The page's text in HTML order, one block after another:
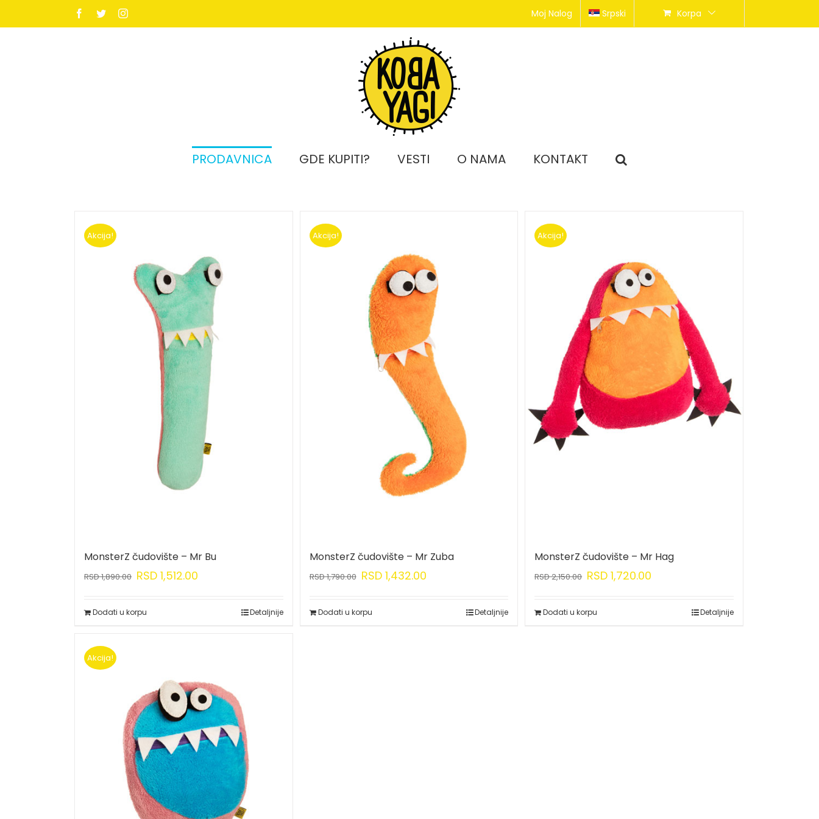
Facebook
TwitterInstagram Moj Nalog Srpski Korpa
PRODAVNICA GDE KUPITI? VESTI O NAMA KONTAKT
Akcija!
MonsterZ čudovište – Mr Bu
RSD1,890.00 RSD 1,512.00
Dodati u korpu Detaljnije
Akcija!
MonsterZ čudovište – Mr Zuba
RSD1,790.00 RSD1,432.00
Dodati u korpu Detaljnije
Akcija!
MonsterZ čudovište – Mr Hag
RSD2,150.00 RSD 1,720.00
Dodati u korpu Detaljnije
Akcija!